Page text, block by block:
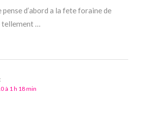
pense d’abord a la fete foraine de
tellement …
à 1 h 18 min